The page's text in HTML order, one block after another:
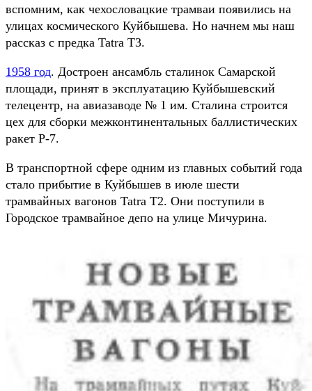
вспомним, как чехословацкие трамваи появились на
улицах космического Куйбышева. Но начнем мы наш
рассказ с предка Tatra Т3.
1958 год. Достроен ансамбль сталинок Самарской
площади, принят в эксплуатацию Куйбышевский
телецентр, на авиазаводе № 1 им. Сталина строится
цех для сборки межконтинентальных баллистических
ракет Р-7.
В транспортной сфере одним из главных событий года
стало прибытие в Куйбышев в июле шести
трамвайных вагонов Tatra Т2. Они поступили в
Городское трамвайное депо на улице Мичурина.